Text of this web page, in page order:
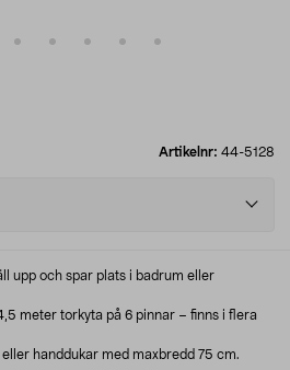
Artikelnr: 44-5128
upp och spar plats i badrum eller
meter torkyta på 6 pinnar – finns i flera
handdukar med maxbredd 75 cm.